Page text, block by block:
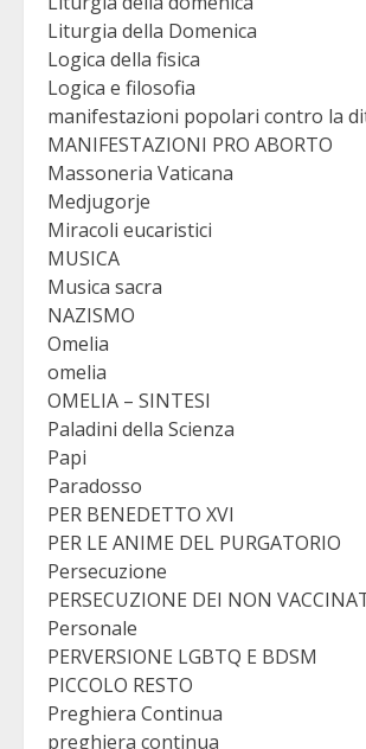
Liturgia della Domenica
Logica della fisica
Logica e filosofia
manifestazioni popolari contro la
MANIFESTAZIONI PRO ABORTO
Massoneria Vaticana
Medjugorje
Miracoli eucaristici
MUSICA
Musica sacra
NAZISMO
Omelia
omelia
OMELIA – SINTESI
Paladini della Scienza
Papi
Paradosso
PER BENEDETTO XVI
PER LE ANIME DEL PURGATORIO
Persecuzione
PERSECUZIONE DEI NON
Personale
PERVERSIONE LGBTQ E BDSM
PICCOLO RESTO
Preghiera Continua
preghiera continua